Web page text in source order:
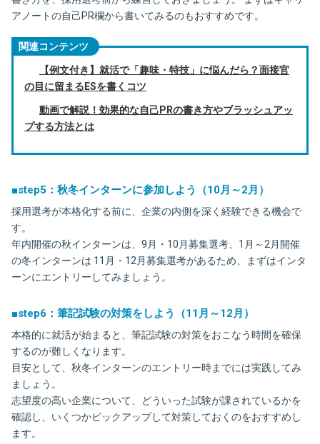
アノートの自己PR欄から書いてみるのもおすすめです。
関連コンテンツ
【例文付き】就活で「趣味・特技」に悩んだら？面接官
の目に留まるESを書くコツ
動画で解説！効果的な自己PRの書き方やブラッシュアッ
プする方法とは
■step5：秋冬インターンに参加しよう（10月～2月）
採用選考が本格化する前に、企業の内側を深く経験できる機会で
す。
年内開催の秋インターンは、9月・10月募集選考、1月～2月開催
の冬インターンは 11月・12月募集選考があるため、まずはインタ
ーンにエントリーしてみましょう。
■step6：筆記試験の対策をしよう（11月～12月）
本格的に就活が始まると、筆記試験の対策をおこなう時間を確保
するのが難しくなります。
目安として、秋冬インターンのエントリー時までには実践してみ
ましょう。
志望度の高い企業について、どういった試験が課されているかを
確認し、いくつかピックアップして対策しておくのをおすすめし
ます。